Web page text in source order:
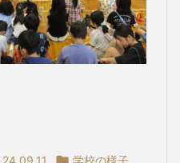
24.09.11 学校の様子